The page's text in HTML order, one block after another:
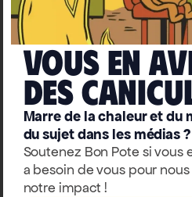
des océans
Vous en
deS
Marre de la chaleur et du
du sujet dans les médias ?
Soutenez Bon Pote si vous
a besoin de vous pour
notre impact !